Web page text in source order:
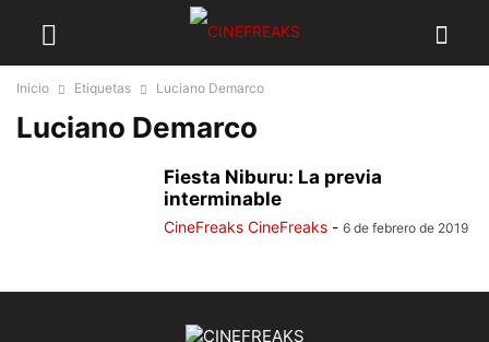
Inicio Etiquetas Luciano Demarco
Luciano Demarco
Fiesta Niburu: La previa
interminable
CineFreaks CineFreaks - 6 de febrero de 2019